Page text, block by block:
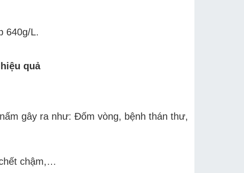
640g/L.
quả
gây ra như: Đốm vòng, bệnh thán thư,
chậm,…